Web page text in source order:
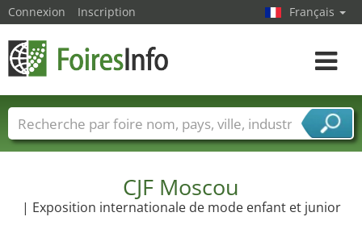
CJF Moscou
| Exposition internationale de mode enfant et junior
Connexion Inscription Français
Toggle
Foire noms Pays Villes
Secteurs de foire